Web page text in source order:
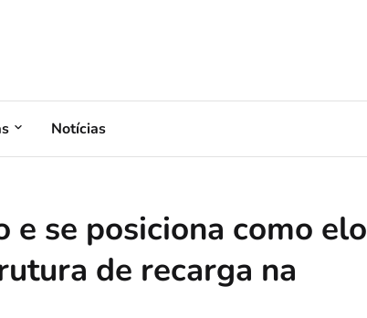
Notícias
e se posiciona como elo
de recarga na